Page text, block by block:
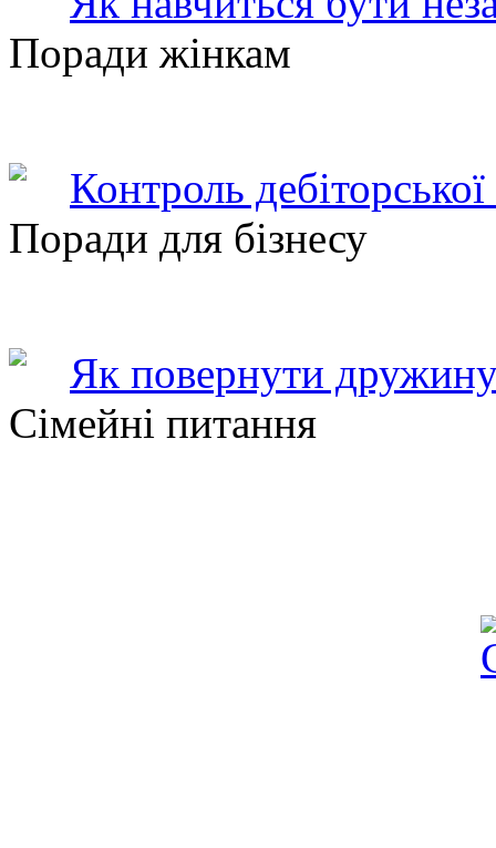
Поради жінкам
Контроль
Поради для бізнесу
Як повернути
Сімейні питання